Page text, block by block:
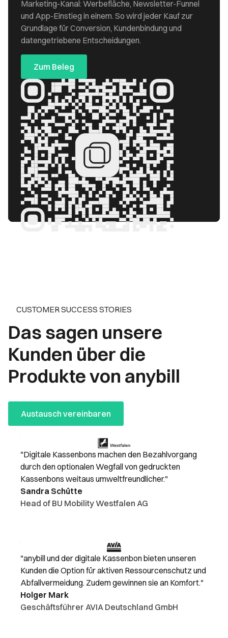
Marketing-Kanal: Werbefläche, Newsletter-Funnel
und App-Einstieg in einem. So wird jeder Kauf zur
Grundlage für Conversion, Kundenbindung und
datengetriebene Entscheidungen.
Zum Beleg
CUSTOMER SUCCESS STORIES
Das sagen unsere
Kunden über die
Produkte von anybill
Austausch vereinbaren
"Digitale Kassenbons machen den Bezahlvorgang
durch den optionalen Wegfall von gedruckten
Kassenbons weitaus umweltfreundlicher."
Sandra Schütte
Head of BU Mobility Westfalen AG
"anybill und der digitale Kassenbon bieten unseren
Kunden die Option für aktiven Ressourcenschutz und
Abfallvermeidung. Zudem gewinnen sie an Komfort."
Holger Mark
Geschäftsführer AVIA Deutschland GmbH